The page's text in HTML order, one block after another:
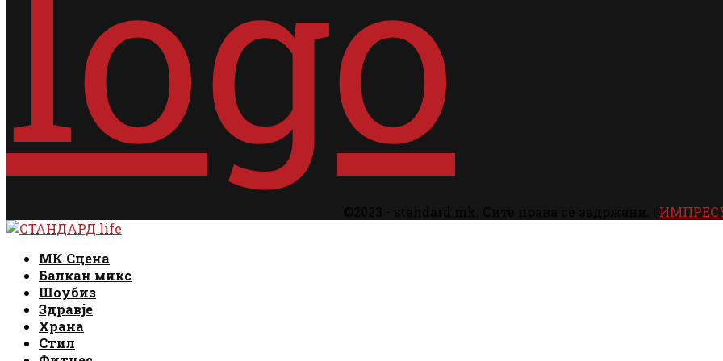
Facebook
Instagram
Email
Rss
МК Сцена
Балкан микс
Шоубиз
Здравје
Храна
Стил